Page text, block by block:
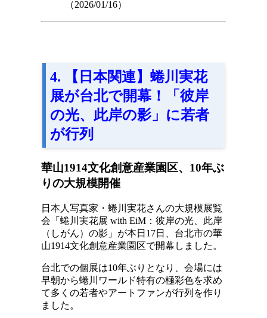
（2026/01/16）
4. 【日本関連】蜷川実花
展が台北で開幕！「彼岸
の光、此岸の影」に若者
が行列
華山1914文化創意産業園区、10年ぶ
りの大規模開催
日本人写真家・蜷川実花さんの大規模展覧
会「蜷川実花展 with EiM：彼岸の光、此岸
（しがん）の影」が本日17日、台北市の華
山1914文化創意産業園区で開幕しました。
台北での個展は10年ぶりとなり、会場には
早朝から蜷川ワールド特有の極彩色を求め
て多くの若者やアートファンが行列を作り
ました。